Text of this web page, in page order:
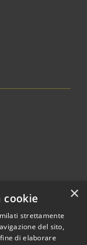
© 2026 • Comune di
×
cookie
strettamente
del sito,
di elaborare